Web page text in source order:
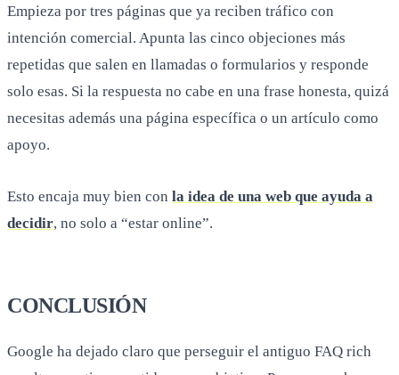
Empieza por tres páginas que ya reciben tráfico con
intención comercial. Apunta las cinco objeciones más
repetidas que salen en llamadas o formularios y responde
solo esas. Si la respuesta no cabe en una frase honesta, quizá
necesitas además una página específica o un artículo como
apoyo.
Esto encaja muy bien con la idea de una web que ayuda a
decidir, no solo a “estar online”.
CONCLUSIÓN
Google ha dejado claro que perseguir el antiguo FAQ rich